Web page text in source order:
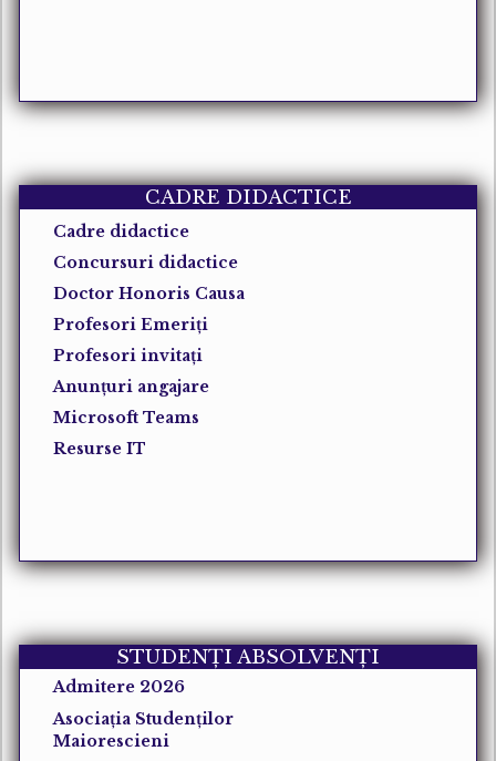
CADRE DIDACTICE
Cadre didactice
Concursuri didactice
Doctor Honoris Causa
Profesori Emeriți
Profesori invitați
Anunțuri angajare
Microsoft Teams
Resurse IT
STUDENȚI ABSOLVENȚI
Admitere 2026
Asociația Studenților
Maiorescieni